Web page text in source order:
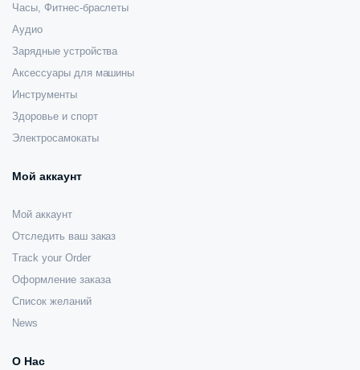
Часы, Фитнес-браслеты
Аудио
Зарядные устройства
Аксессуары для машины
Инструменты
Здоровье и спорт
Электросамокаты
Мой аккаунт
Мой аккаунт
Отследить ваш заказ
Track your Order
Оформление заказа
Список желаний
News
О Нас